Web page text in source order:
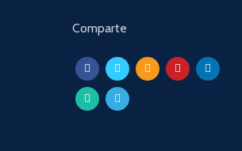
Comparte